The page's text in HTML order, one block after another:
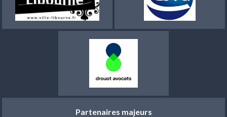
Partenaires majeurs